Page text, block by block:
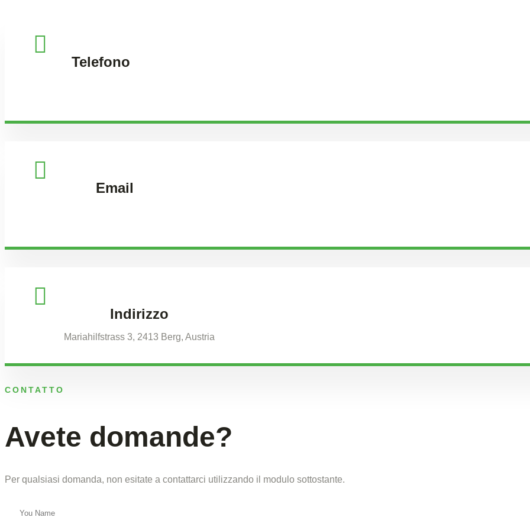
Telefono
Email
Indirizzo
Mariahilfstrass 3, 2413 Berg, Austria
CONTATTO
Avete domande?
Per qualsiasi domanda, non esitate a contattarci utilizzando il modulo sottostante.